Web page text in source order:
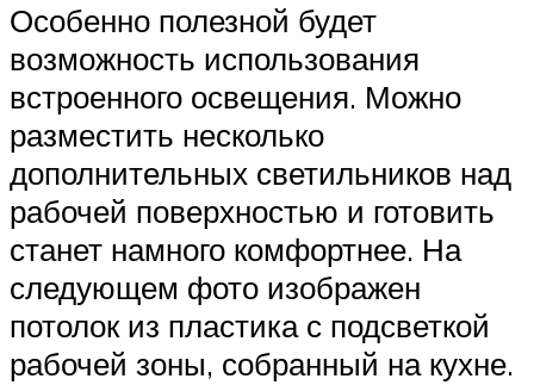
Особенно полезной будет
возможность использования
встроенного освещения. Можно
разместить несколько
дополнительных светильников над
рабочей поверхностью и готовить
станет намного комфортнее. На
следующем фото изображен
потолок из пластика с подсветкой
рабочей зоны, собранный на кухне.